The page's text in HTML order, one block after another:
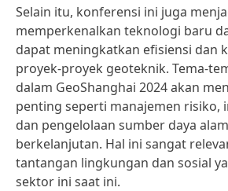
Selain itu, konferensi ini juga
memperkenalkan teknologi baru
dapat meningkatkan efisiensi dan
proyek-proyek geoteknik. Tema-
dalam GeoShanghai 2024 akan
penting seperti manajemen risiko,
dan pengelolaan sumber daya
berkelanjutan. Hal ini sangat
tantangan lingkungan dan sosial
sektor ini saat ini.